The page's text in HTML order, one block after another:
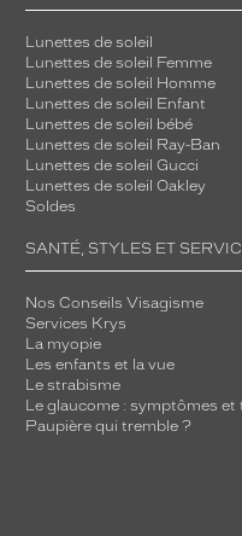
Lunettes de soleil
Lunettes de soleil Femme
Lunettes de soleil Homme
Lunettes de soleil Enfant
Lunettes de soleil bébé
Lunettes de soleil Ray-Ban
Lunettes de soleil Gucci
Lunettes de soleil Oakley
Soldes
SANTÉ, STYLES ET
Nos Conseils Visagisme
Services Krys
La myopie
Les enfants et la vue
Le strabisme
Le glaucome : symptômes et
Paupière qui tremble ?